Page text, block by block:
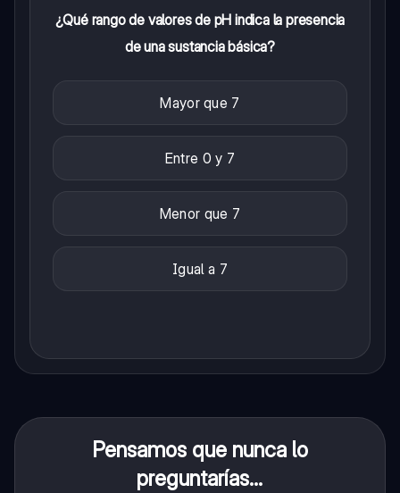
¿Qué rango de valores de pH indica la presencia
de una sustancia básica?
Mayor que 7
Entre 0 y 7
Menor que 7
Igual a 7
Pensamos que nunca lo
preguntarías...